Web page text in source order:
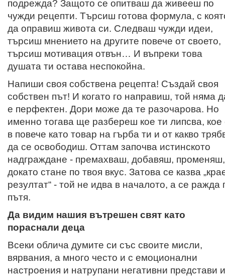
подрежда? Защото се опитваш да живееш по
чужди рецепти. Търсиш готова формула, с
да оправиш живота си. Следваш чужди идеи,
търсиш мнението на другите повече от своето,
търсиш мотивация отвън… И въпреки това
душата ти остава неспокойна.
Напиши своя собствена рецепта! Създай своя
собствен път! И когато го направиш, той няма
е перфектен. Дори може да те разочарова. Но
именно тогава ще разбереш кое ти липсва, кое
в повече като товар на гърба ти и от какво
да се освободиш. Оттам започва истинското
надграждане - премахваш, добавяш, променяш,
докато стане по твоя вкус. Затова се казва
резултат“ - той не идва в началото, а се ражда
пътя.
Да видим нашия вътрешен свят като
пораснали деца
Всеки облича думите си със своите мисли,
вярвания, а много често и с емоционални
настроения и натрупани негативни представи и